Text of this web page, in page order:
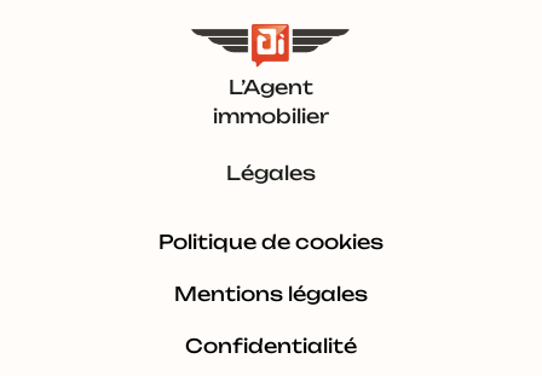
L’Agent
immobilier
Légales
Politique de cookies
Mentions légales
Confidentialité